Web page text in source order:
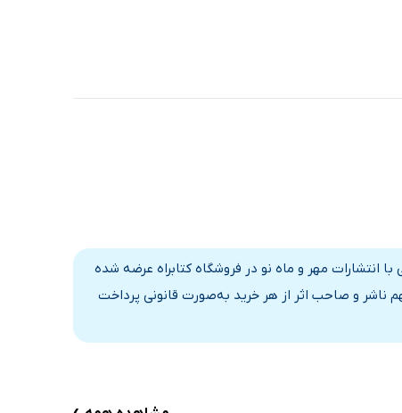
قرارداد رسمی با انتشارات مهر و ماه نو در فروشگاه کتابراه عرضه شده
ناشر و صاحب اثر از هر خرید به‌صورت قانونی پرداخت